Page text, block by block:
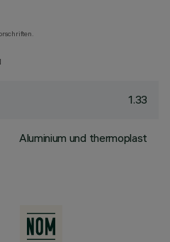
1.33
Aluminium und thermoplast